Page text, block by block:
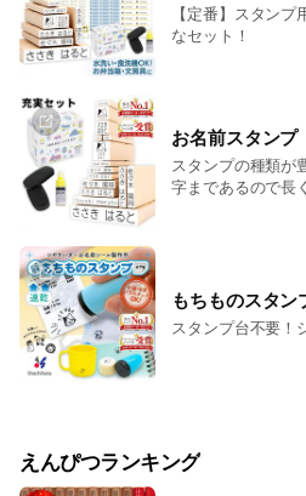
【定番】スタン
なセット！
お名前スタンプ
スタンプの種類が
字まであるので長
もちものスタン
スタンプ台不要！
えんぴつランキング